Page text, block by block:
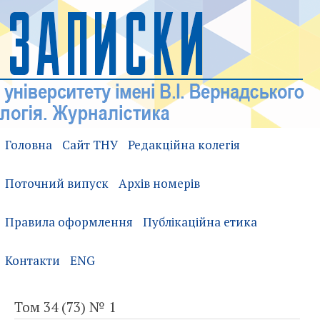
Головна Сайт ТНУ Редакційна колегія
Поточний випуск Архів номерів
Правила оформлення Публікаційна етика
Контакти ENG
Том 34 (73) № 1